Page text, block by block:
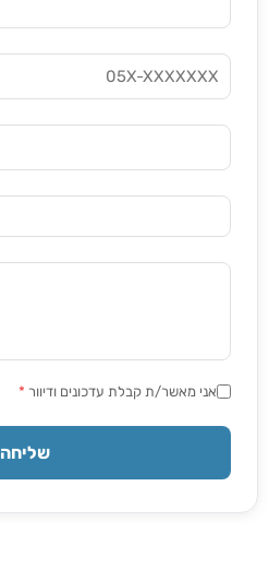
אני מאשר/ת קבלת עדכונים ודיוור *
שליחה